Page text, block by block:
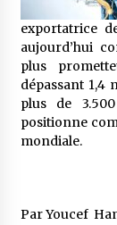
exportatrice
aujourd’hui
plus
dépassant 1,4
plus de
positionne
mondiale.
Par Youcef